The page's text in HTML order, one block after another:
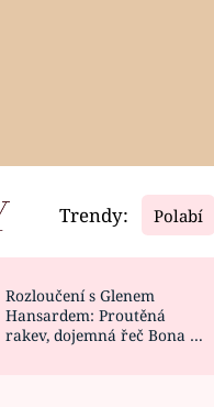
Video
CELEBRITY
VAŘENÍ
Trendy: Polabí
Rozloučení s Glenem
Hansardem: Proutěná
rakev, dojemná řeč Bona a